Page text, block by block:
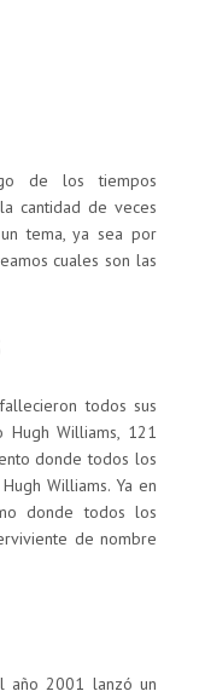
de los tiempos
cantidad de veces
tema, ya sea por
cuales son las
todos sus
Williams, 121
donde todos los
Williams. Ya en
donde todos los
de nombre
año 2001 lanzó un